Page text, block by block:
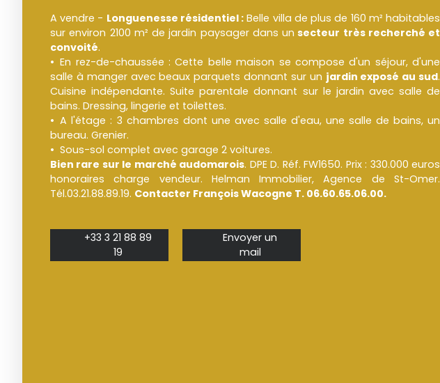
A vendre - Longuenesse résidentiel : Belle villa de plus de 160 m² habitables
sur environ 2100 m² de jardin paysager dans un secteur très recherché et
convoité.
En rez-de-chaussée : Cette belle maison se compose d'un séjour, d'une
salle à manger avec beaux parquets donnant sur un jardin exposé au sud.
Cuisine indépendante. Suite parentale donnant sur le jardin avec salle de
bains. Dressing, lingerie et toilettes.
A l'étage : 3 chambres dont une avec salle d'eau, une salle de bains, un
bureau. Grenier.
Sous-sol complet avec garage 2 voitures.
Bien rare sur le marché audomarois. DPE D. Réf. FW1650. Prix : 330.000 euros
honoraires charge vendeur. Helman Immobilier, Agence de St-Omer.
Tél.03.21.88.89.19. Contacter François Wacogne T. 06.60.65.06.00.
+33 3 21 88 89
19
Envoyer un
mail